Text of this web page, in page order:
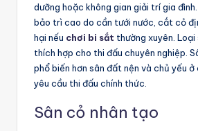
dưỡng hoặc không gian giải trí gia
bảo trì cao do cần tưới nước, cắt cỏ
hại nếu chơi bi sắt thường xuyên.
thích hợp cho thi đấu chuyên nghiệp.
phổ biến hơn sân đất nện và chủ yếu
yêu cầu thi đấu chính thức.
Sân cỏ nhân tạo